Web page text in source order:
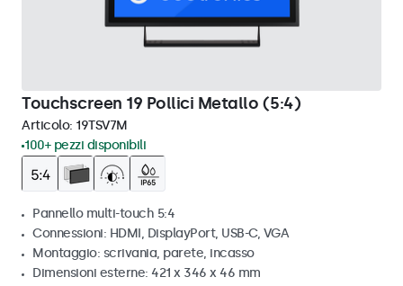
Touchscreen 19 Pollici Metallo (5:4)
Articolo: 19TSV7M
100+ pezzi disponibili
Pannello multi-touch 5:4
Connessioni: HDMI, DisplayPort, USB-C, VGA
Montaggio: scrivania, parete, incasso
Dimensioni esterne: 421 x 346 x 46 mm